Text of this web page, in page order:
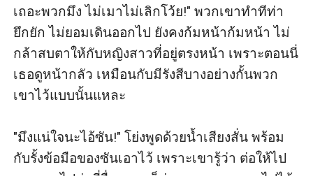
เถอะพวกมึง ไม่เมาไม่เลิกโว้ย!" พวกเขาทำทีท่า
ยึกยัก ไม่ยอมเดินออกไป ยังคงก้มหน้าก้มหน้า ไม่
กล้าสบตาให้กับหญิงสาวที่อยู่ตรงหน้า เพราะตอนนี่
เธอดูหน้ากลัว เหมือนกับมีรังสีบางอย่างกั้นพวก
เขาไว้แบบนั้นแหละ
"มึงแน่ใจนะไอ้ซัน!" โย่งพูดด้วยน้ำเสียงสั่น พร้อม
กับรั้งข้อมือของซันเอาไว้ เพราะเขารู้ว่า ต่อให้ไป